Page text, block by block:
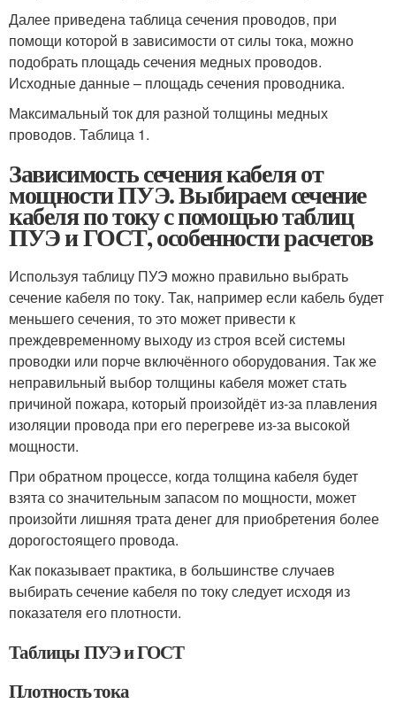
Далее приведена таблица сечения проводов, при
помощи которой в зависимости от силы тока, можно
подобрать площадь сечения медных проводов.
Исходные данные – площадь сечения проводника.
Максимальный ток для разной толщины медных
проводов. Таблица 1.
Зависимость сечения кабеля от
мощности ПУЭ. Выбираем сечение
кабеля по току с помощью таблиц
ПУЭ и ГОСТ, особенности расчетов
Используя таблицу ПУЭ можно правильно выбрать
сечение кабеля по току. Так, например если кабель будет
меньшего сечения, то это может привести к
преждевременному выходу из строя всей системы
проводки или порче включённого оборудования. Так же
неправильный выбор толщины кабеля может стать
причиной пожара, который произойдёт из-за плавления
изоляции провода при его перегреве из-за высокой
мощности.
При обратном процессе, когда толщина кабеля будет
взята со значительным запасом по мощности, может
произойти лишняя трата денег для приобретения более
дорогостоящего провода.
Как показывает практика, в большинстве случаев
выбирать сечение кабеля по току следует исходя из
показателя его плотности.
Таблицы ПУЭ и ГОСТ
Плотность тока